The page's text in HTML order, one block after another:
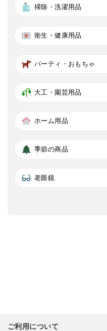
掃除・洗濯用品
衛生・健康用品
パーティ・おもちゃ
大工・園芸用品
ホーム用品
季節の商品
老眼鏡
ご利用について